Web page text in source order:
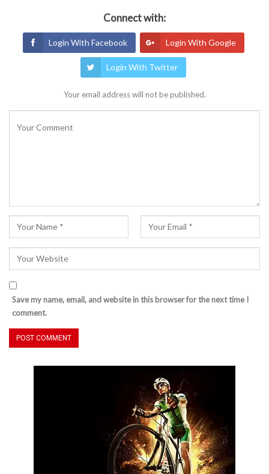
Connect with:
Login With Facebook Login With Google
Login With Twitter
Your email address will not be published.
Save my name, email, and website in this browser for the next time I
comment.